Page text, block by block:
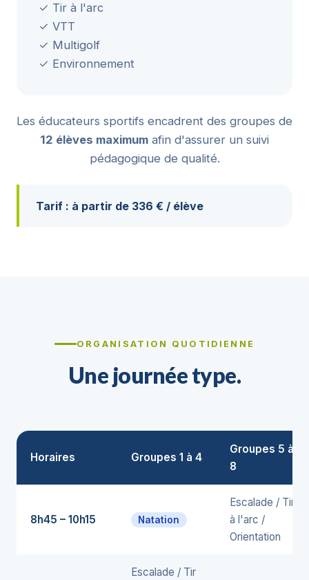
✓ Tir à l'arc
✓ VTT
✓ Multigolf
✓ Environnement
Les éducateurs sportifs encadrent des groupes de
12 élèves maximum afin d'assurer un suivi
pédagogique de qualité.
Tarif : à partir de 336 € / élève
ORGANISATION QUOTIDIENNE
Une journée type.
Horaires Groupes 1 à 4
Groupes 5 à
8
8h45 – 10h15 Natation
Escalade / Tir
à l'arc /
Orientation
Escalade / Tir